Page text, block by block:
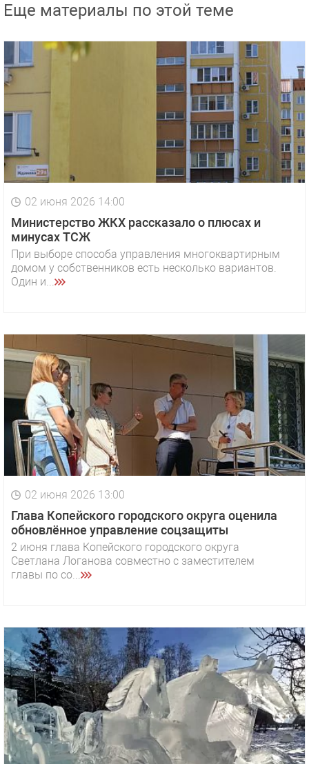
Еще материалы по этой теме
02 июня 2026 14:00
Министерство ЖКХ рассказало о плюсах и
минусах ТСЖ
При выборе способа управления многоквартирным
домом у собственников есть несколько вариантов.
Один и...
02 июня 2026 13:00
Глава Копейского городского округа оценила
обновлённое управление соцзащиты
2 июня глава Копейского городского округа
Светлана Логанова совместно с заместителем
главы по со...